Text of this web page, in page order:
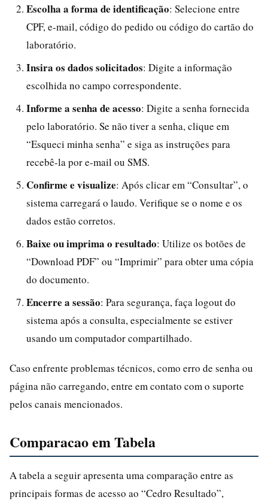
Escolha a forma de identificação: Selecione entre
CPF, e-mail, código do pedido ou código do cartão do
laboratório.
Insira os dados solicitados: Digite a informação
escolhida no campo correspondente.
Informe a senha de acesso: Digite a senha fornecida
pelo laboratório. Se não tiver a senha, clique em
“Esqueci minha senha” e siga as instruções para
recebê-la por e-mail ou SMS.
Confirme e visualize: Após clicar em “Consultar”, o
sistema carregará o laudo. Verifique se o nome e os
dados estão corretos.
Baixe ou imprima o resultado: Utilize os botões de
“Download PDF” ou “Imprimir” para obter uma cópia
do documento.
Encerre a sessão: Para segurança, faça logout do
sistema após a consulta, especialmente se estiver
usando um computador compartilhado.
Caso enfrente problemas técnicos, como erro de senha ou
página não carregando, entre em contato com o suporte
pelos canais mencionados.
Comparacao em Tabela
A tabela a seguir apresenta uma comparação entre as
principais formas de acesso ao “Cedro Resultado”,